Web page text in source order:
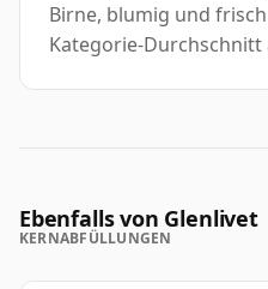
Birne, blumig und
Kategorie-
Ebenfalls von Glenlivet
KERNABFÜLLUNGEN